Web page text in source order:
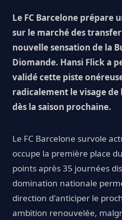
Le FC Barcelone prépare
sur le marché des
nouvelle sensation de la
Diomande. Hansi Flick a
validé cette piste
radicalement le visage
dès la saison prochaine.
Le FC Barcelone survole
occupe la première place
points après 35 journées
domination nationale
direction d'anticiper le
ambition renouvelée,